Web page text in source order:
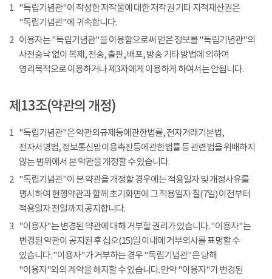
1 "독립기념관"이 작성한 저작물에 대한 저작권 기타 지적재산권은
"독립기념관"에 귀속합니다.
2 이용자는 "독립기념관"을 이용함으로써 얻은 정보를 "독립기념관"의
사전승낙 없이 복제, 전송, 출판, 배포, 방송 기타 방법에 의하여
영리목적으로 이용하거나 제3자에게 이용하게 하여서는 안됩니다.
제13조(약관의 개정)
1 "독립기념관"은 약관의규제등에관한법률, 전자거래기본법,
전자서명법, 정보통신망이용촉진등에관한법률 등 관련법을 위배하지
않는 범위에서 본 약관을 개정할 수 있습니다.
2 "독립기념관"이 본 약관을 개정할 경우에는 적용일자 및 개정사유를
명시하여 현행약관과 함께 초기화면에 그 적용일자 칠(7일) 이전부터
적용일자 전일까지 공지합니다.
3 "이용자"는 변경된 약관에 대해 거부할 권리가 있습니다. "이용자"는
변경된 약관이 공지된 후 십오(15)일 이내에 거부의사를 표명할 수
있습니다. "이용자"가 거부하는 경우 "독립기념관"은 당해
"이용자"와의 계약을 해지할 수 있습니다. 만약 "이용자"가 변경된